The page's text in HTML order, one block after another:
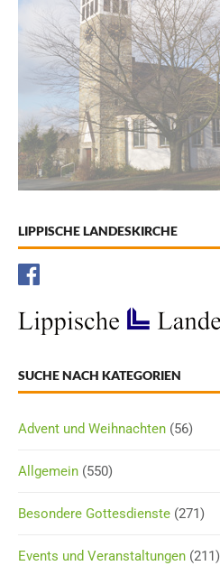
LIPPISCHE LANDESKIRCHE
SUCHE NACH KATEGORIEN
Advent und Weihnachten (56)
Allgemein (550)
Besondere Gottesdienste (271)
Events und Veranstaltungen (211)